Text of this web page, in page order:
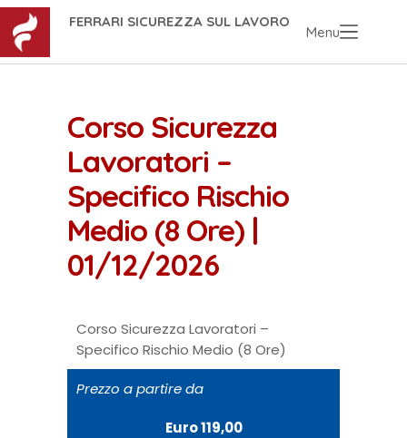
FERRARI SICUREZZA SUL LAVORO
Menu
Corso Sicurezza
Lavoratori –
Specifico Rischio
Medio (8 Ore) |
01/12/2026
Corso Sicurezza Lavoratori –
Specifico Rischio Medio (8 Ore)
Prezzo a partire da
Euro 119,00